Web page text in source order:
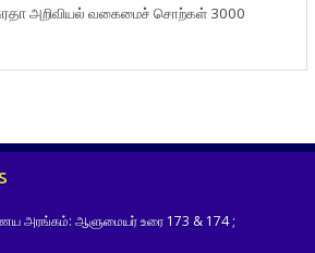
அறிவியல் வகைமைச் சொற்கள் 3000
அரங்கம்: ஆளுமையர் உரை 173 & 174 ;